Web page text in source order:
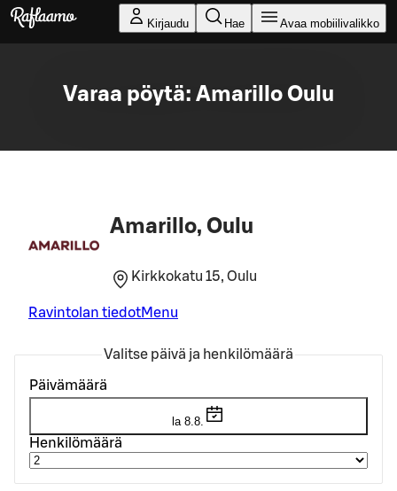
Siirry pääsisältöön
Kirjaudu Hae Avaa mobiilivalikko
Varaa pöytä: Amarillo Oulu
Amarillo, Oulu
Kirkkokatu 15, Oulu
Ravintolan tiedotMenu
Valitse päivä ja henkilömäärä
Päivämäärä
la 8.8.
Henkilömäärä